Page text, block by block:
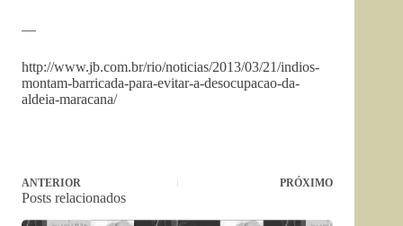
—
http://www.jb.com.br/rio/noticias/2013/03/21/indios-
montam-barricada-para-evitar-a-desocupacao-da-
aldeia-maracana/
ANTERIOR PRÓXIMO
Posts relacionados